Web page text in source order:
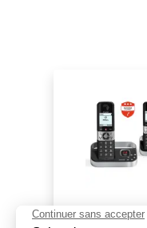
Téléphone sans